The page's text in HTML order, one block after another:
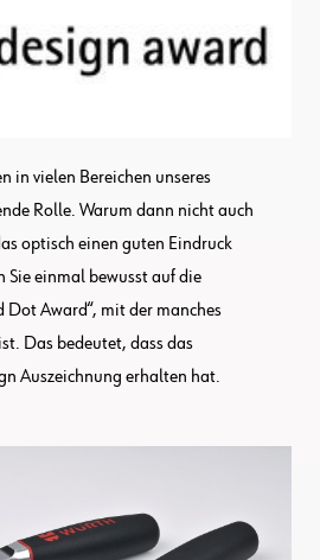
in vielen Bereichen unseres
Rolle. Warum dann nicht auch
optisch einen guten Eindruck
Sie einmal bewusst auf die
Dot Award“, mit der manches
Das bedeutet, dass das
Auszeichnung erhalten hat.